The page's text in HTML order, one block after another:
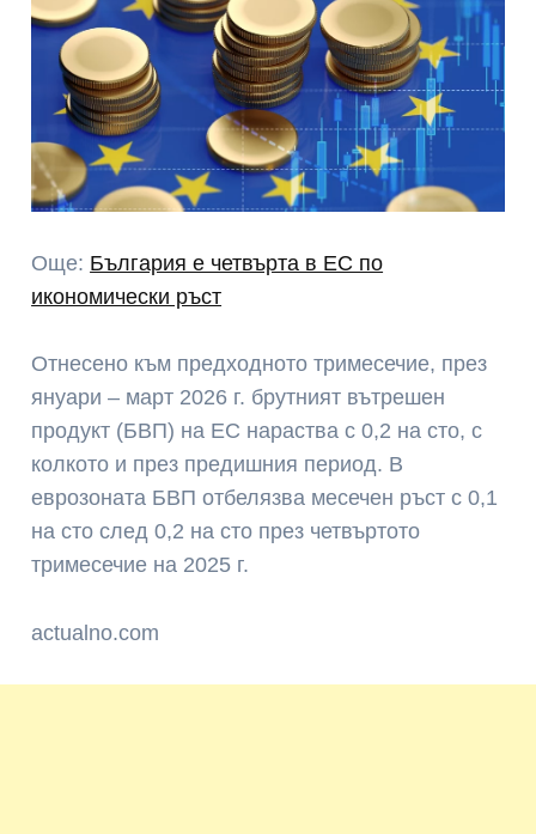
Още: България е четвърта в ЕС по
икономически ръст
Отнесено към предходното тримесечие, през
януари – март 2026 г. брутният вътрешен
продукт (БВП) на ЕС нараства с 0,2 на сто, с
колкото и през предишния период. В
еврозоната БВП отбелязва месечен ръст с 0,1
на сто след 0,2 на сто през четвъртото
тримесечие на 2025 г.
actualno.com